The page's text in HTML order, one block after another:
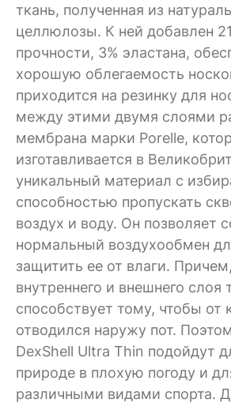
ткань, полученная из
целлюлозы. К ней добавлен
прочности, 3% эластана,
хорошую облегаемость
приходится на резинку для
между этими двумя слоями
мембрана марки Рorelle,
изготавливается в
уникальный материал с
способностью пропускать
воздух и воду. Он позволяет
нормальный воздухообмен
защитить ее от влаги.
внутреннего и внешнего слоя
способствует тому, чтобы
отводился наружу пот.
DexShell Ultra Thin подойдут
природе в плохую погоду и
различными видами спорта.